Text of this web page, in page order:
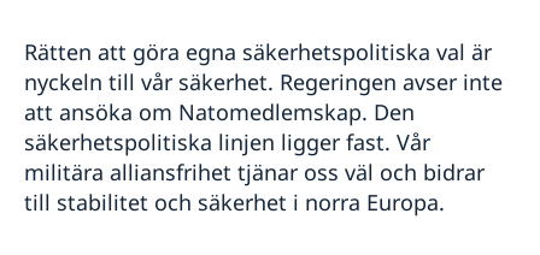
Rätten att göra egna säkerhetspolitiska val är
nyckeln till vår säkerhet. Regeringen avser inte
att ansöka om Natomedlemskap. Den
säkerhetspolitiska linjen ligger fast. Vår
militära alliansfrihet tjänar oss väl och bidrar
till stabilitet och säkerhet i norra Europa.